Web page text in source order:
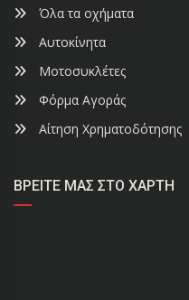
Όλα τα οχήματα
Αυτοκίνητα
Μοτοσυκλέτες
Φόρμα Αγοράς
Αίτηση Χρηματοδότησης
ΒΡΕΊΤΕ ΜΑΣ ΣΤΟ ΧΆΡΤΗ